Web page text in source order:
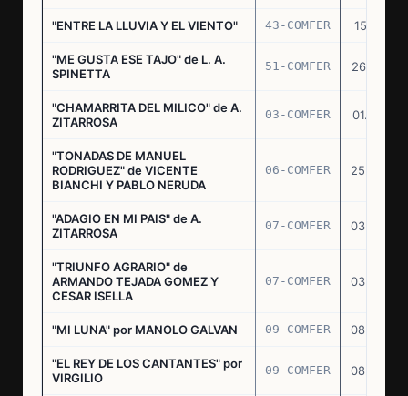
"ENTRE LA LLUVIA Y EL VIENTO" 43-COMFER 15.11.76
"ME GUSTA ESE TAJO" de L. A.
SPINETTA
51-COMFER 26.12.76
"CHAMARRITA DEL MILICO" de A.
ZITARROSA
03-COMFER 01.02.77
"TONADAS DE MANUEL
RODRIGUEZ" de VICENTE
BIANCHI Y PABLO NERUDA
06-COMFER 25.02.77
"ADAGIO EN MI PAIS" de A.
ZITARROSA
07-COMFER 03.03.77
"TRIUNFO AGRARIO" de
ARMANDO TEJADA GOMEZ Y
CESAR ISELLA
07-COMFER 03.03.77
"MI LUNA" por MANOLO GALVAN 09-COMFER 08.03.77
"EL REY DE LOS CANTANTES" por
VIRGILIO
09-COMFER 08.03.77